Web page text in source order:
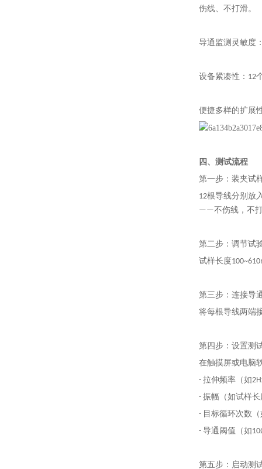
伤线、不打滑。
导通监测灵敏度
设备紧凑性：12
便捷多样的扩展
四、 测试流程
第一步：装夹试
12根导线分别放
——不伤线，不
第二步：调节试
试样长度
第三步：连接导
将每根导线两端
第四步：设置测
在触摸屏或电脑
- 拉伸频率（如
- 振幅（如试样长
- 目标循环次数
- 导通阈值（如
第五步：启动测